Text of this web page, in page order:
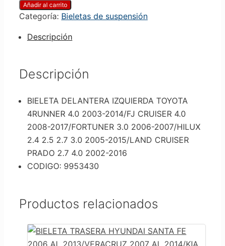
Añadir al carrito
Categoría: Bieletas de suspensión
Descripción
Descripción
BIELETA DELANTERA IZQUIERDA TOYOTA
4RUNNER 4.0 2003-2014/FJ CRUISER 4.0
2008-2017/FORTUNER 3.0 2006-2007/HILUX
2.4 2.5 2.7 3.0 2005-2015/LAND CRUISER
PRADO 2.7 4.0 2002-2016
CODIGO: 9953430
Productos relacionados